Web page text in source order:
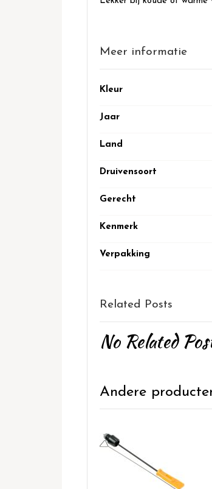
Meer informatie
Meer
Kleur
Jaar
Land
Druivensoort
Gerecht
Kenmerk
Verpakking
Related Posts
No Related
Andere